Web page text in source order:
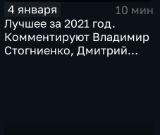
4 января
10 мин
Лучшее за 2021 год.
Комментируют Владимир
Стогниенко, Дмитрий